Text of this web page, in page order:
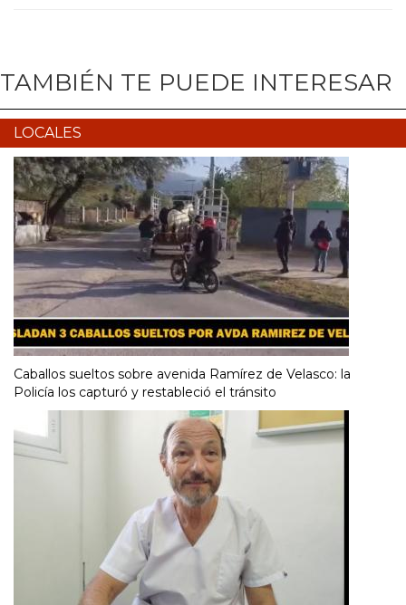
TAMBIÉN TE PUEDE INTERESAR
LOCALES
Caballos sueltos sobre avenida Ramírez de Velasco: la
Policía los capturó y restableció el tránsito